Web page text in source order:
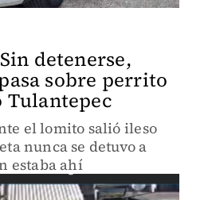
detenerse,
sobre perrito
Tulantepec
el lomito salió ileso
nunca se detuvo a
estaba ahí